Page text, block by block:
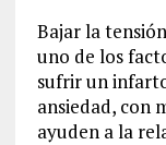
Bajar la
uno de los
sufrir un
ansiedad, con
ayuden a la